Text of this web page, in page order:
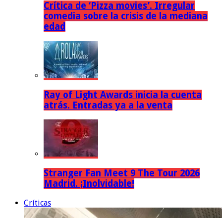
Crítica de ‘Pizza movies’. Irregular
comedia sobre la crisis de la mediana
edad
Ray of Light Awards inicia la cuenta
atrás. Entradas ya a la venta
Stranger Fan Meet 9 The Tour 2026
Madrid. ¡Inolvidable!
Críticas